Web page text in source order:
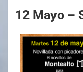
12 Mayo –